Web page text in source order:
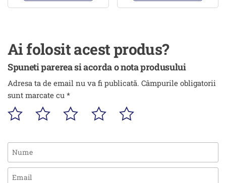
Ai folosit acest produs?
Spuneti parerea si acorda o nota produsului
Adresa ta de email nu va fi publicată. Câmpurile obligatorii
sunt marcate cu *